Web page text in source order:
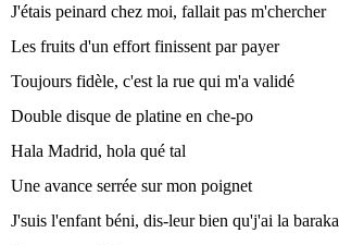
J'étais peinard chez moi, fallait pas m'chercher
Les fruits d'un effort finissent par payer
Toujours fidèle, c'est la rue qui m'a validé
Double disque de platine en che-po
Hala Madrid, hola qué tal
Une avance serrée sur mon poignet
J'suis l'enfant béni, dis-leur bien qu'j'ai la baraka